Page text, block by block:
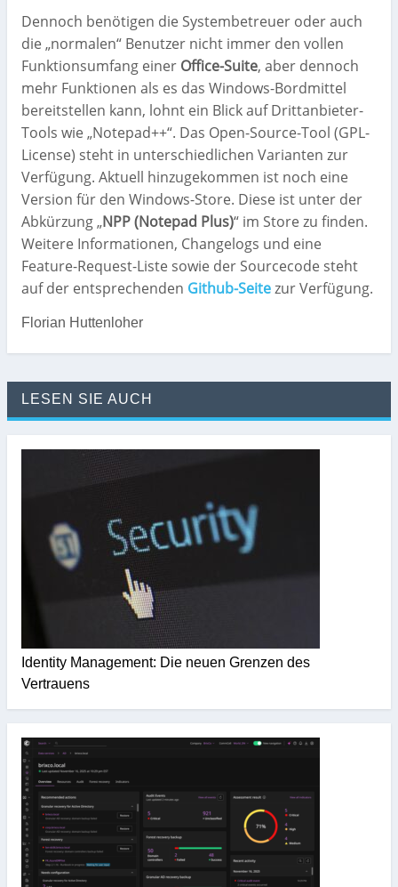
Dennoch benötigen die Systembetreuer oder auch
die „normalen“ Benutzer nicht immer den vollen
Funktionsumfang einer Office-Suite, aber dennoch
mehr Funktionen als es das Windows-Bordmittel
bereitstellen kann, lohnt ein Blick auf Drittanbieter-
Tools wie „Notepad++“. Das Open-Source-Tool (GPL-
License) steht in unterschiedlichen Varianten zur
Verfügung. Aktuell hinzugekommen ist noch eine
Version für den Windows-Store. Diese ist unter der
Abkürzung „NPP (Notepad Plus)“ im Store zu finden.
Weitere Informationen, Changelogs und eine
Feature-Request-Liste sowie der Sourcecode steht
auf der entsprechenden Github-Seitezur Verfügung.
Florian Huttenloher
LESEN SIE AUCH
Identity Management: Die neuen Grenzen des
Vertrauens